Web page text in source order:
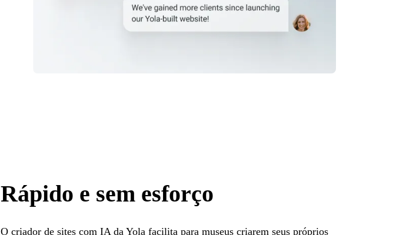
Rápido e sem esforço
O criador de sites com IA da Yola facilita para museus criarem seus próprios